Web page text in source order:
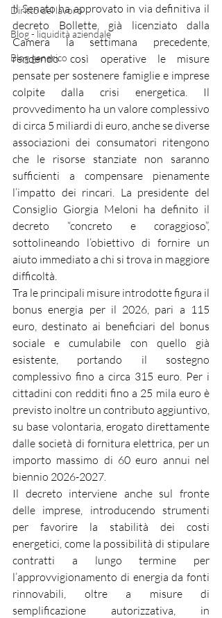
Diritto del lavoro
Blog - liquidità aziendale
Blog generico
Il Senato ha approvato in via definitiva il
decreto Bollette, già licenziato dalla
Camera la settimana precedente,
rendendo così operative le misure
pensate per sostenere famiglie e imprese
colpite dalla crisi energetica. Il
provvedimento ha un valore complessivo
di circa 5 miliardi di euro, anche se diverse
associazioni dei consumatori ritengono
che le risorse stanziate non saranno
sufficienti a compensare pienamente
l’impatto dei rincari. La presidente del
Consiglio Giorgia Meloni ha definito il
decreto “concreto e coraggioso”,
sottolineando l’obiettivo di fornire un
aiuto immediato a chi si trova in maggiore
difficoltà.
Tra le principali misure introdotte figura il
bonus energia per il 2026, pari a 115
euro, destinato ai beneficiari del bonus
sociale e cumulabile con quello già
esistente, portando il sostegno
complessivo fino a circa 315 euro. Per i
cittadini con redditi fino a 25 mila euro è
previsto inoltre un contributo aggiuntivo,
su base volontaria, erogato direttamente
dalle società di fornitura elettrica, per un
importo massimo di 60 euro annui nel
biennio 2026-2027.
Il decreto interviene anche sul fronte
delle imprese, introducendo strumenti
per favorire la stabilità dei costi
energetici, come la possibilità di stipulare
contratti a lungo termine per
l’approvvigionamento di energia da fonti
rinnovabili, oltre a misure di
semplificazione autorizzativa, in